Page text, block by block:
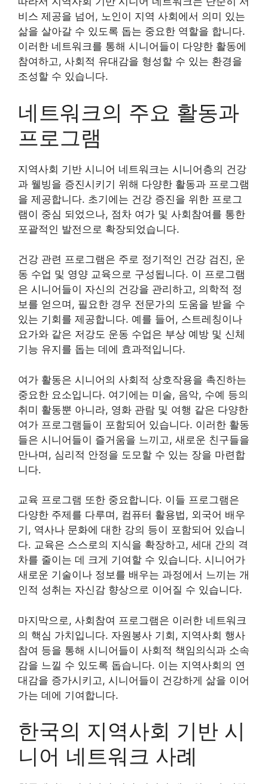
비스 제공을 넘어, 노인이 지역 사회에서 의미 있는
삶을 살아갈 수 있도록 돕는 중요한 역할을 합니다.
이러한 네트워크를 통해 시니어들이 다양한 활동에
참여하고, 사회적 유대감을 형성할 수 있는 환경을
조성할 수 있습니다.
네트워크의 주요 활동과
프로그램
지역사회 기반 시니어 네트워크는 시니어층의 건강
과 웰빙을 증진시키기 위해 다양한 활동과 프로그램
을 제공합니다. 초기에는 건강 증진을 위한 프로그
램이 중심 되었으나, 점차 여가 및 사회참여를 통한
포괄적인 발전으로 확장되었습니다.
건강 관련 프로그램은 주로 정기적인 건강 검진, 운
동 수업 및 영양 교육으로 구성됩니다. 이 프로그램
은 시니어들이 자신의 건강을 관리하고, 의학적 정
보를 얻으며, 필요한 경우 전문가의 도움을 받을 수
있는 기회를 제공합니다. 예를 들어, 스트레칭이나
요가와 같은 저강도 운동 수업은 부상 예방 및 신체
기능 유지를 돕는 데에 효과적입니다.
여가 활동은 시니어의 사회적 상호작용을 촉진하는
중요한 요소입니다. 여기에는 미술, 음악, 수예 등의
취미 활동뿐 아니라, 영화 관람 및 여행 같은 다양한
여가 프로그램들이 포함되어 있습니다. 이러한 활동
들은 시니어들이 즐거움을 느끼고, 새로운 친구들을
만나며, 심리적 안정을 도모할 수 있는 장을 마련합
니다.
교육 프로그램 또한 중요합니다. 이들 프로그램은
다양한 주제를 다루며, 컴퓨터 활용법, 외국어 배우
기, 역사나 문화에 대한 강의 등이 포함되어 있습니
다. 교육은 스스로의 지식을 확장하고, 세대 간의 격
차를 줄이는 데 크게 기여할 수 있습니다. 시니어가
새로운 기술이나 정보를 배우는 과정에서 느끼는 개
인적 성취는 자신감 향상으로 이어질 수 있습니다.
마지막으로, 사회참여 프로그램은 이러한 네트워크
의 핵심 가치입니다. 자원봉사 기회, 지역사회 행사
참여 등을 통해 시니어들이 사회적 책임의식과 소속
감을 느낄 수 있도록 돕습니다. 이는 지역사회의 연
대감을 증가시키고, 시니어들이 건강하게 삶을 이어
가는 데에 기여합니다.
한국의 지역사회 기반 시
니어 네트워크 사례